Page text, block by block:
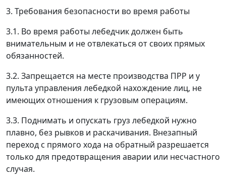
3. Требования безопасности во время работы
3.1. Во время работы лебедчик должен быть
внимательным и не отвлекаться от своих прямых
обязанностей.
3.2. Запрещается на месте производства ПРР и у
пульта управления лебедкой нахождение лиц, не
имеющих отношения к грузовым операциям.
3.3. Поднимать и опускать груз лебедкой нужно
плавно, без рывков и раскачивания. Внезапный
переход с прямого хода на обратный разрешается
только для предотвращения аварии или несчастного
случая.